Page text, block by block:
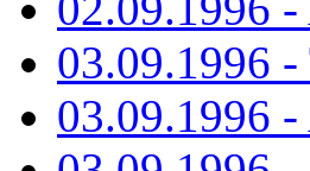
03.09.1996
03.09.1996